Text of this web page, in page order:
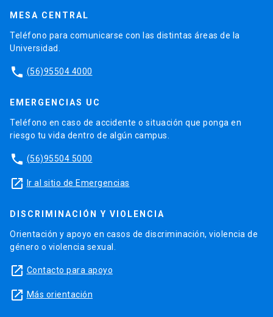
MESA CENTRAL
Teléfono para comunicarse con las distintas áreas de la
Universidad.
phone (56)95504 4000
EMERGENCIAS UC
Teléfono en caso de accidente o situación que ponga en
riesgo tu vida dentro de algún campus.
phone (56)95504 5000
launch Ir al sitio de Emergencias
DISCRIMINACIÓN Y VIOLENCIA
Orientación y apoyo en casos de discriminación, violencia de
género o violencia sexual.
launch Contacto para apoyo
launch Más orientación